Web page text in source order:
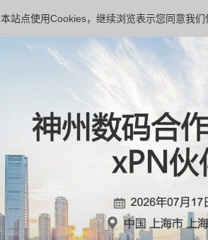
本站点使用Cookies，继续浏览表示您同意我们